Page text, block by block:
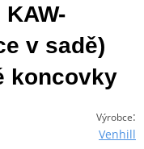
KAW-
v sadě)
koncovky
Výrobce:
Venhill